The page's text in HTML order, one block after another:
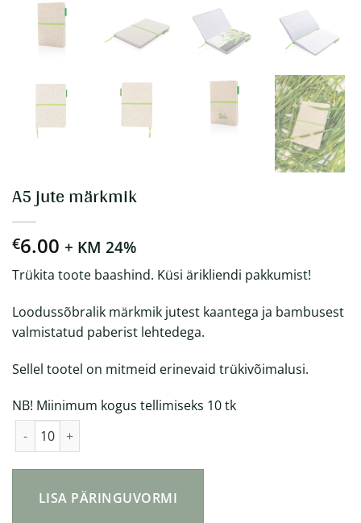
A5 jute märkmik
€6.00 + KM 24%
Trükita toote baashind. Küsi ärikliendi pakkumist!
Loodussõbralik märkmik jutest kaantega ja bambusest
valmistatud paberist lehtedega.
Sellel tootel on mitmeid erinevaid trükivõimalusi.
NB! Miinimum kogus tellimiseks 10 tk
LISA PÄRINGUVORMI